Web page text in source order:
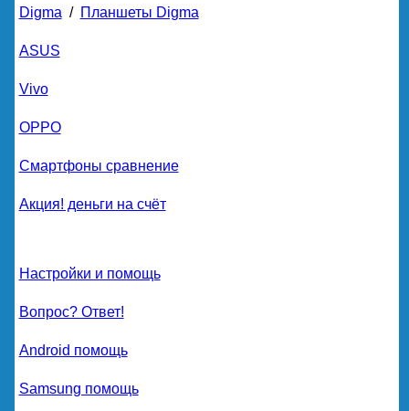
Digma / Планшеты Digma
ASUS
Vivo
OPPO
Смартфоны сравнение
Акция! деньги на счёт
Настройки и помощь
Вопрос? Ответ!
Android помощь
Samsung помощь